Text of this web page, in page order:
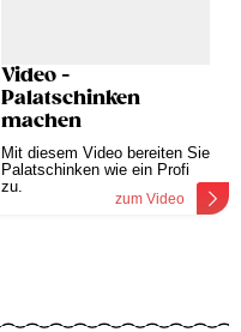
Video -
Palatschinken
machen
Mit diesem Video bereiten Sie
Palatschinken wie ein Profi
zu.
zum Video